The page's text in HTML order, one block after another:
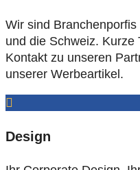
Wir sind
und die Schweiz. Kurze
Kontakt zu unseren
unserer Werbeartikel.
Design